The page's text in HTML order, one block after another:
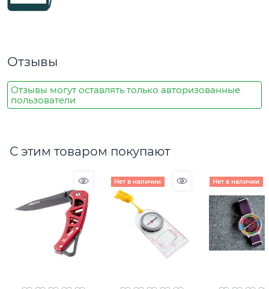
Отзывы
Отзывы могут оставлять только авторизованные
пользователи
С этим товаром покупают
Нет в наличии Нет в наличии